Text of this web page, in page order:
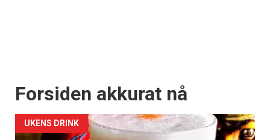
Forsiden akkurat nå
UKENS DRINK